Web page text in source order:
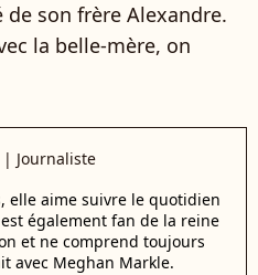
son frère Alexandre.
la belle-mère, on
| Journaliste
elle aime suivre le quotidien
également fan de la reine
et ne comprend toujours
avec Meghan Markle.